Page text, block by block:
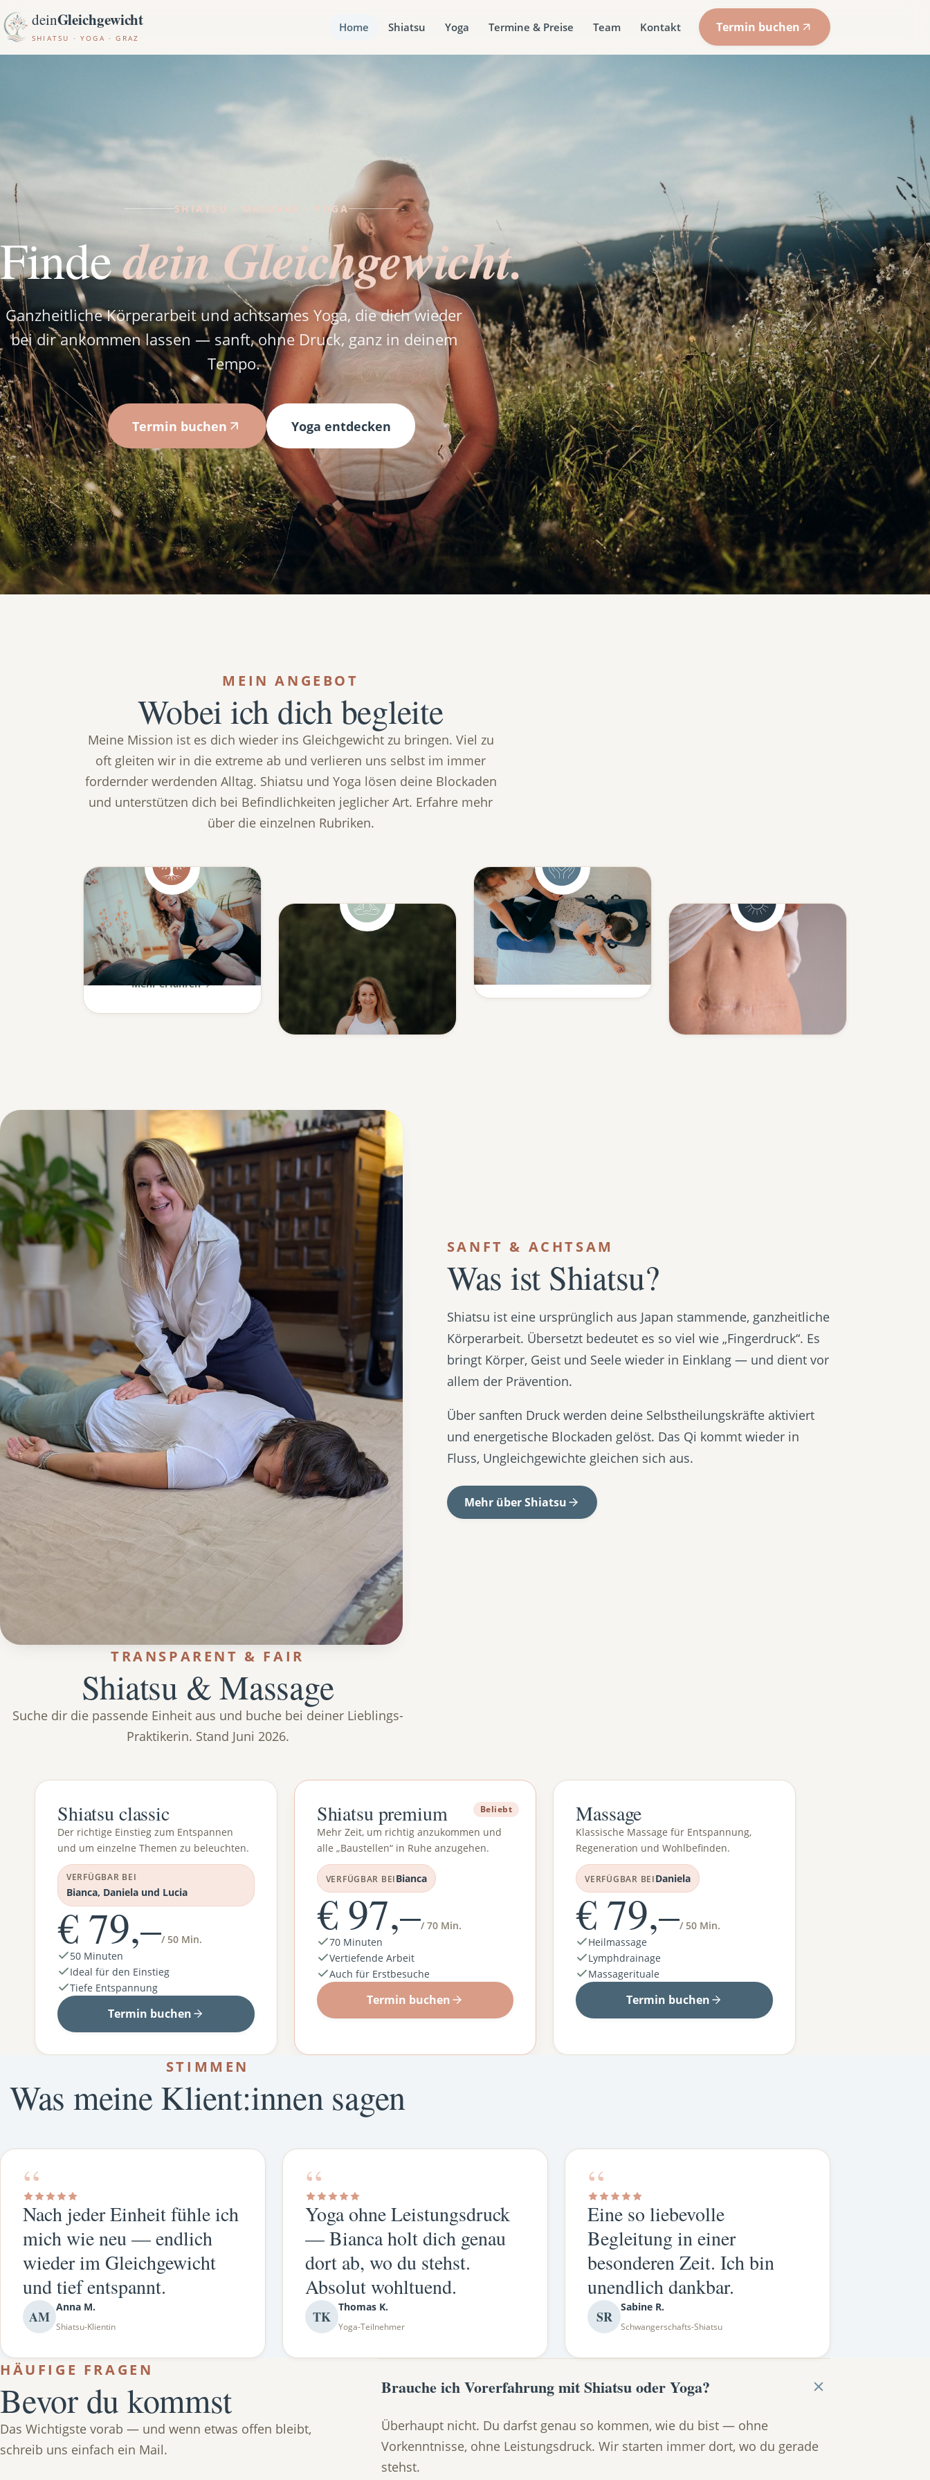
deinGleichgewicht
SHIATSU · YOGA · GRAZ
Home Shiatsu Yoga Termine & Preise Team Kontakt Termin buchen
SHIATSU · MASSAGE · YOGA
Findedein Gleichgewicht.
Ganzheitliche Körperarbeit und achtsames Yoga, die dich wieder
bei dir ankommen lassen — sanft, ohne Druck, ganz in deinem
Tempo.
Termin buchen Yoga entdecken
MEIN ANGEBOT
Wobei ich dich begleite
Meine Mission ist es dich wieder ins Gleichgewicht zu bringen. Viel zu
oft gleiten wir in die extreme ab und verlieren uns selbst im immer
fordernder werdenden Alltag. Shiatsu und Yoga lösen deine Blockaden
und unterstützen dich bei Befindlichkeiten jeglicher Art. Erfahre mehr
über die einzelnen Rubriken.
Shiatsu & Massage
Ganzheitliche Körperarbeit
aus Japan & klassische
Massage.
Mehr erfahren
Leistungsdruck.
Mehr erfahren
Schwangerschaft
Sanfte Begleitung in einer
besonderen Zeit.
Narbenentstörung
Spannungen rund um Narben
Mehr erfahren
SANFT & ACHTSAM
Was ist Shiatsu?
Shiatsu ist eine ursprünglich aus Japan stammende, ganzheitliche
Körperarbeit. Übersetzt bedeutet es so viel wie „Fingerdruck“. Es
bringt Körper, Geist und Seele wieder in Einklang — und dient vor
allem der Prävention.
Über sanften Druck werden deine Selbstheilungskräfte aktiviert
und energetische Blockaden gelöst. Das Qi kommt wieder in
Fluss, Ungleichgewichte gleichen sich aus.
Mehr über Shiatsu
TRANSPARENT & FAIR
Shiatsu & Massage
Suche dir die passende Einheit aus und buche bei deiner Lieblings-
Praktikerin. Stand Juni 2026.
Shiatsu classic
Der richtige Einstieg zum Entspannen
und um einzelne Themen zu beleuchten.
VERFÜGBAR BEI
Bianca, Daniela und Lucia
€ 79,–/ 50 Min.
50 Minuten
Ideal für den Einstieg
Tiefe Entspannung
Termin buchen
Beliebt
Shiatsu premium
Mehr Zeit, um richtig anzukommen und
alle „Baustellen“ in Ruhe anzugehen.
VERFÜGBAR BEIBianca
€ 97,–/ 70 Min.
70 Minuten
Vertiefende Arbeit
Auch für Erstbesuche
Termin buchen
Massage
Klassische Massage für Entspannung,
Regeneration und Wohlbefinden.
VERFÜGBAR BEIDaniela
€ 79,–/ 50 Min.
Heilmassage
Lymphdrainage
Massagerituale
Termin buchen
STIMMEN
Was meine Klient:innen sagen
“
Nach jeder Einheit fühle ich
mich wie neu — endlich
wieder im Gleichgewicht
und tief entspannt.
AM
Anna M.
Shiatsu-Klientin
“
Yoga ohne Leistungsdruck
— Bianca holt dich genau
dort ab, wo du stehst.
Absolut wohltuend.
TK
Thomas K.
Yoga-Teilnehmer
“
Eine so liebevolle
Begleitung in einer
besonderen Zeit. Ich bin
unendlich dankbar.
SR
Sabine R.
Schwangerschafts-Shiatsu
HÄUFIGE FRAGEN
Bevor du kommst
Das Wichtigste vorab — und wenn etwas offen bleibt,
schreib uns einfach ein Mail.
Brauche ich Vorerfahrung mit Shiatsu oder Yoga?
Überhaupt nicht. Du darfst genau so kommen, wie du bist — ohne
Vorkenntnisse, ohne Leistungsdruck. Wir starten immer dort, wo du gerade
stehst.